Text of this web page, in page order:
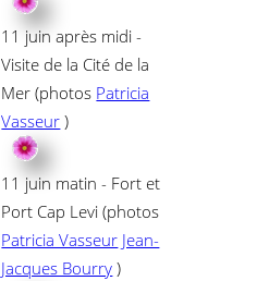
11 juin après midi -
Visite de la Cité de la
Mer (photos Patricia
Vasseur )
11 juin matin - Fort et
Port Cap Levi (photos
Patricia Vasseur Jean-
Jacques Bourry )